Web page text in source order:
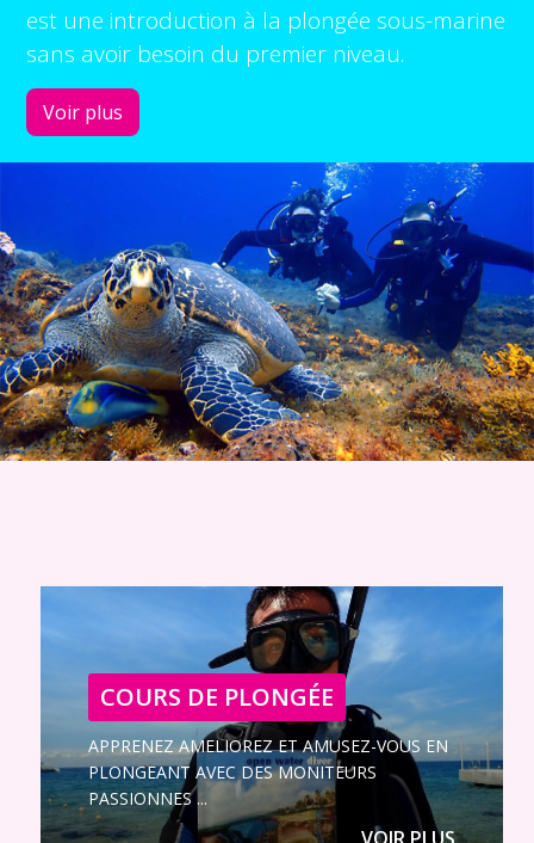
est une introduction à la plongée sous-marine
sans avoir besoin du premier niveau.
Voir plus
COURS DE PLONGÉE
APPRENEZ AMELIOREZ ET AMUSEZ-VOUS EN
PLONGEANT AVEC DES MONITEURS
PASSIONNES ...